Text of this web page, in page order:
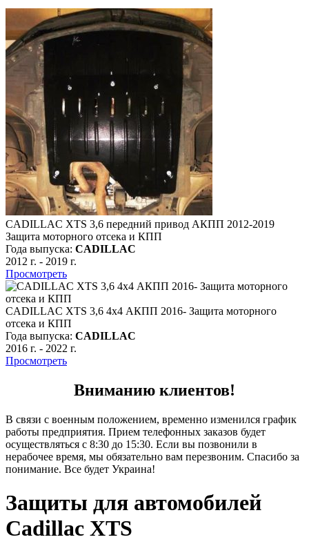
CADILLAC XTS 3,6 передний привод АКПП 2012-2019
Защита моторного отсека и КПП
Года выпуска: CADILLAC
2012 г. - 2019 г.
Просмотреть
CADILLAC XTS 3,6 4х4 АКПП 2016- Защита моторного
отсека и КПП
Года выпуска: CADILLAC
2016 г. - 2022 г.
Просмотреть
Вниманию клиентов!
В связи с военным положением, временно изменился график
работы предприятия. Прием телефонных заказов будет
осуществляться с 8:30 до 15:30. Если вы позвонили в
нерабочее время, мы обязательно вам перезвоним. Спасибо за
понимание. Все будет Украина!
Защиты для автомобилей
Cadillac XTS